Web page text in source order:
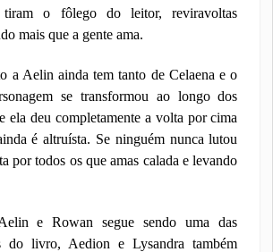
tiram o fôlego do leitor, reviravoltas
mais que a gente ama.
a Aelin ainda tem tanto de Celaena e o
se transformou ao longo dos
ela deu completamente a volta por cima
é altruísta. Se ninguém nunca lutou
por todos os que amas calada e levando
e Rowan segue sendo uma das
do livro, Aedion e Lysandra também